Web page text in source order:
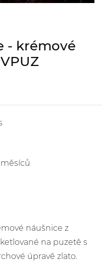
- krémové
náušnice z
na puzetě s
úpravě zlato.